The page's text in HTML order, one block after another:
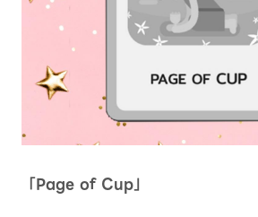
「Page of Cup」